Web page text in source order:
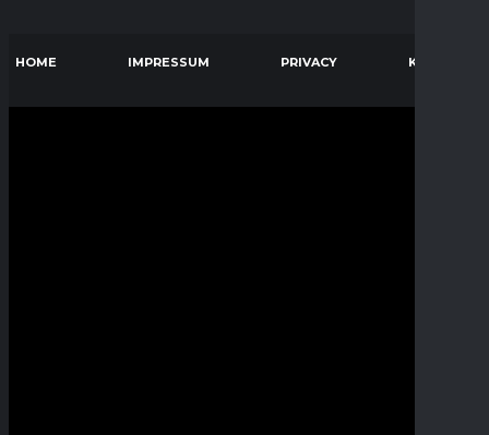
HOME IMPRESSUM PRIVACY KONTAKT